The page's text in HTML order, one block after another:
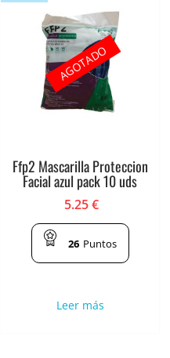
Ffp2 Mascarilla Proteccion
Facial azul pack 10 uds
5.25€
26 Puntos
Leer más
AGOTADO